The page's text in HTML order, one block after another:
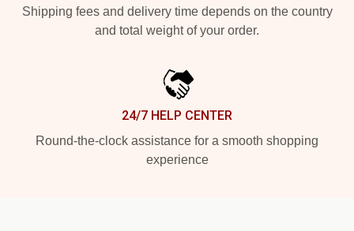
Shipping fees and delivery time depends on the country
and total weight of your order.
24/7 HELP CENTER
Round-the-clock assistance for a smooth shopping
experience